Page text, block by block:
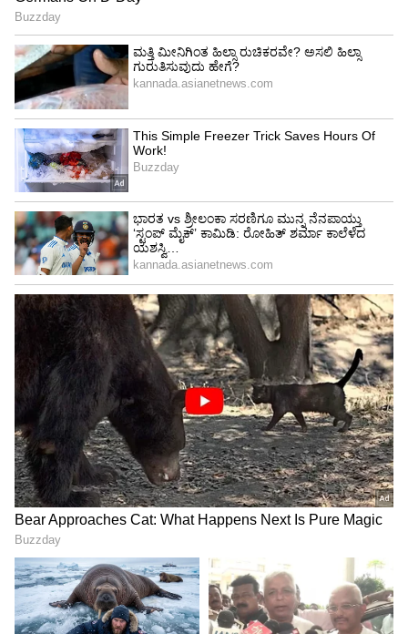
ಸೋಷಿಯಲ್ ಮೀಡಿಯಾದಲ್ಲಿ ಡೀಪ್‌ಫೇಕ್ ಸಂಚಲನ:
ಪ್ರಧಾನಿ ಮೋದಿಯನ್ನೂ ಬಿಟ್ಟಿಲ್ಲ ಈ ವಿಡಿಯೋ !
ಹೇಗೆ ರಕ್ಷಣೆ ಸಾಧ್ಯ?
ಅನಧಿಕೃತ ಮೂಲಗಳಿಂದ ಸಾಫ್ಟ್‌ ವೇರ್‌ ಡೌನ್ಲೋಡ್‌
ಮಾಡಿಕೊಳ್ಳಬೇಡಿ. ಆಪ್‌ ಮೂಲಕವೇ ಸಫಾರಿ ಮತ್ತು
ಕ್ರೋಮ್‌ ಬ್ರೌಸರ್‌ ಡೌನ್ಲೋಡ್‌ ಮಾಡಿ. ಆಪ್‌ (App) ನ
ಅಧಿಕೃತ ಮೂಲಕವನ್ನು ಚೆಕ್‌ ಮಾಡಿ.